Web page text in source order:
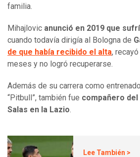
familia.
Mihajlovic anunció en 2019 que
cuando todavía dirigía al Bologna de
de que había recibido el alta,
meses y no logró recuperarse.
Además de su carrera como
“Pitbull”, también fue compañero del
Salas en la Lazio.
Lee También >